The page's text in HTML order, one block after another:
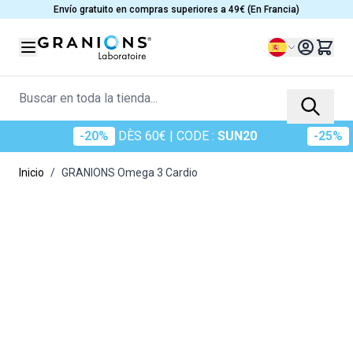
Ir al contenidoEnvío gratuito en compras superiores a 49€ (En Francia)
Lenguaje
Buscar en toda la tienda...
DÈS 60€ | CODE : SUN20 DÈS 70€
-20% DÈS 60€| CODE :SUN20 -25%
Inicio / GRANIONS Omega 3 Cardio